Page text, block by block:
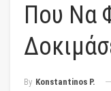
Που Να
By Konstantinos P.